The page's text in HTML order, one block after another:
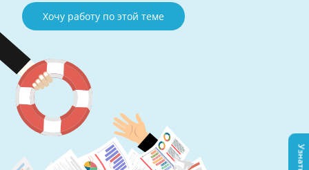
Хочу работу по этой теме